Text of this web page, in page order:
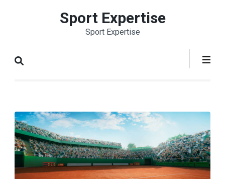
Entrée)
Sport Expertise
Sport Expertise